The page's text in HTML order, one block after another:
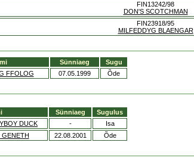
FIN13242/98
DON'S SCOTCHMAN
FIN23918/95
MILFEDDYG BLAENGAR
Sünniaeg
Sugu
FFOLOG 07.05.1999 Õde
Sünniaeg
Sugulus
DUCK -
Isa
GENETH 22.08.2001 Õde